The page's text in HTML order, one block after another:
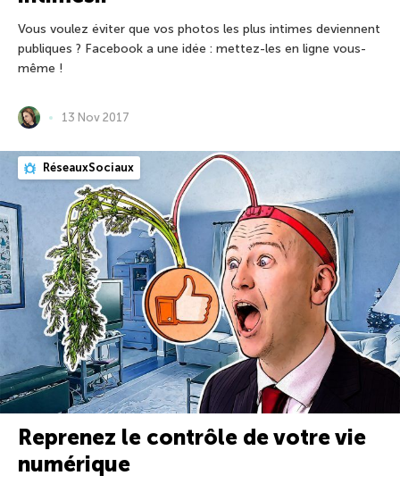
Vous voulez éviter que vos photos les plus intimes deviennent
publiques ? Facebook a une idée : mettez-les en ligne vous-
même !
13 Nov 2017
RéseauxSociaux
Reprenez le contrôle de votre vie
numérique